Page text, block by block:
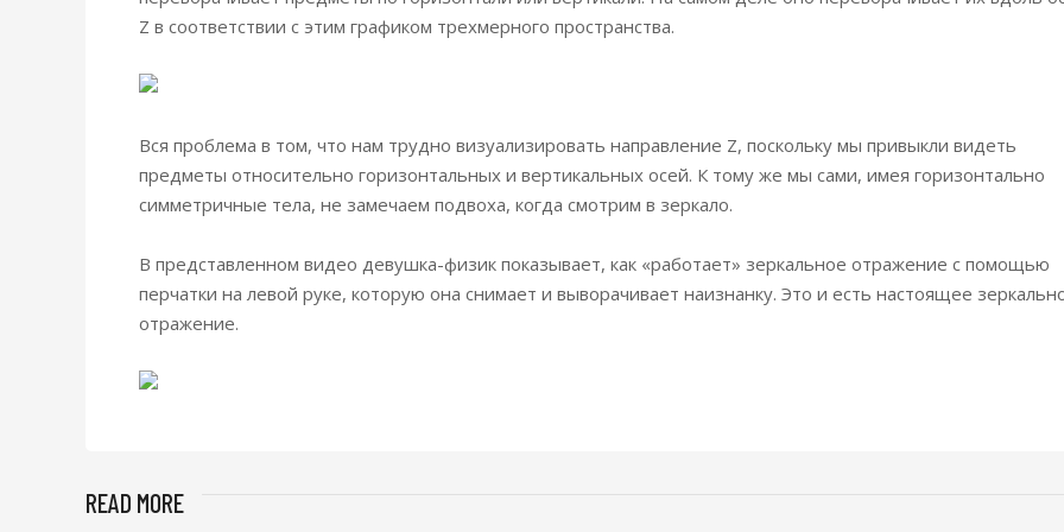
Z в соответствии с этим графиком трехмерного пространства.
Вся проблема в том, что нам трудно визуализировать направление Z, поскольку мы привыкли видеть
предметы относительно горизонтальных и вертикальных осей. К тому же мы сами, имея горизонтально
симметричные тела, не замечаем подвоха, когда смотрим в зеркало.
В представленном видео девушка-физик показывает, как «работает» зеркальное отражение с помощью
перчатки на левой руке, которую она снимает и выворачивает наизнанку. Это и есть настоящее
отражение.
READ MORE